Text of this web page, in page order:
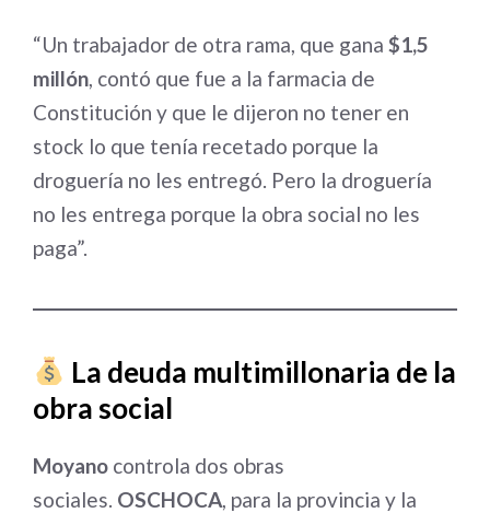
“Un trabajador de otra rama, que gana $1,5
millón, contó que fue a la farmacia de
Constitución y que le dijeron no tener en
stock lo que tenía recetado porque la
droguería no les entregó. Pero la droguería
no les entrega porque la obra social no les
paga”.
La deuda multimillonaria de la
obra social
Moyano controla dos obras
sociales. OSCHOCA, para la provincia y la